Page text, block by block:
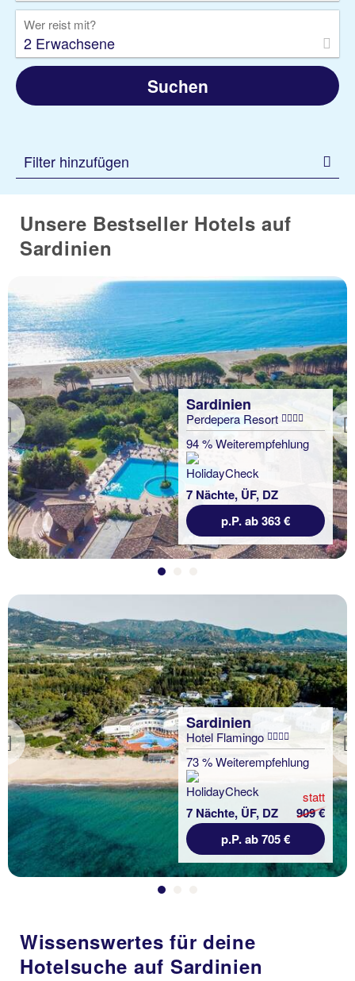
Wer reist mit?
2 Erwachsene
Suchen
Filter hinzufügen
Unsere Bestseller Hotels auf
Sardinien
Previous
Sardinien
Perdepera Resort
94 % Weiterempfehlung
7 Nächte, ÜF, DZ
p.P. ab 363 €
Previous
Sardinien
Hotel Flamingo
73 % Weiterempfehlung
7 Nächte, ÜF, DZ
statt
909 €
p.P. ab 705 €
Wissenswertes für deine
Hotelsuche auf Sardinien